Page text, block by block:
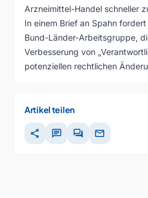
Arzneimittel-Handel schneller
In einem Brief an Spahn
Bund-Länder-Arbeitsgruppe,
Verbesserung von
potenziellen rechtlichen
Artikel teilen
share chat forum mail